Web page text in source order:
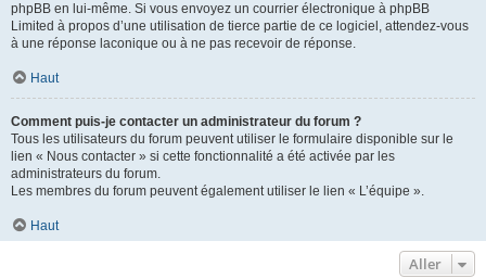
phpBB en lui-même. Si vous envoyez un courrier électronique à phpBB
Limited à propos d’une utilisation de tierce partie de ce logiciel, attendez-vous
à une réponse laconique ou à ne pas recevoir de réponse.
Haut
Comment puis-je contacter un administrateur du forum ?
Tous les utilisateurs du forum peuvent utiliser le formulaire disponible sur le
lien « Nous contacter » si cette fonctionnalité a été activée par les
administrateurs du forum.
Les membres du forum peuvent également utiliser le lien « L’équipe ».
Haut
Aller